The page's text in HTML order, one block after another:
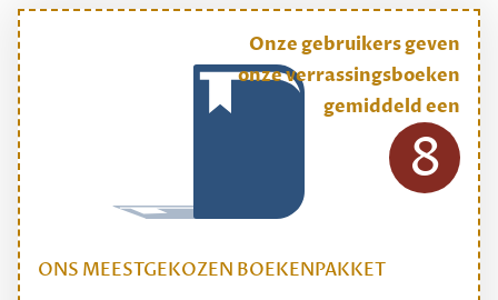
ONS MEESTGEKOZEN BOEKENPAKKET
Onze gebruikers geven
onze verrassingsboeken
gemiddeld een
8